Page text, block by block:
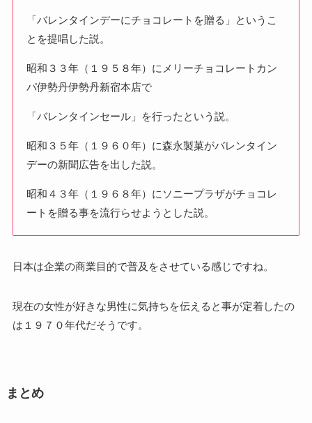
「バレンタインデーにチョコレートを贈る」というこ
とを提唱した説。
昭和３３年（１９５８年）にメリーチョコレートカン
パ伊勢丹伊勢丹新宿本店で
「バレンタインセール」を行ったという説。
昭和３５年（１９６０年）に森永製菓がバレンタイン
デーの新聞広告を出した説。
昭和４３年（１９６８年）にソニープラザがチョコレ
ートを贈る事を流行らせようとした説。
日本は企業の商業目的で普及をさせている感じですね。
現在の女性が好きな男性に気持ちを伝えると事が定着したの
は１９７０年代だそうです。
まとめ